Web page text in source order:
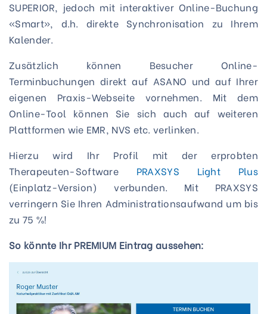
SUPERIOR, jedoch mit interaktiver Online-Buchung
«Smart», d.h. direkte Synchronisation zu Ihrem
Kalender.
Zusätzlich können Besucher Online-
Terminbuchungen direkt auf ASANO und auf Ihrer
eigenen Praxis-Webseite vornehmen. Mit dem
Online-Tool können Sie sich auch auf weiteren
Plattformen wie EMR, NVS etc. verlinken.
Hierzu wird Ihr Profil mit der erprobten
Therapeuten-Software PRAXSYS Light Plus
(Einplatz-Version) verbunden. Mit PRAXSYS
verringern Sie Ihren Administrationsaufwand um bis
zu 75 %!
So könnte Ihr PREMIUM Eintrag aussehen: